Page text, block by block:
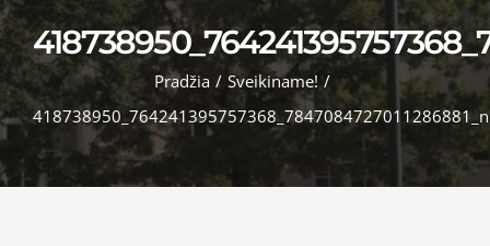
Pradžia / Sveikiname! /
418738950_764241395757368_7847084727011286881_n